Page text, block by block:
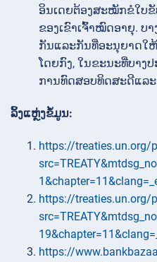
ອິນເດຍຕ້ອງສະໝັກຂໍໃບ
ຂອງເຂົາເຈົ້າໝົດອາຍຸ. ບ
ກັນແລະກັນທີ່ອະນຸຍາດໃ
ໂດຍກົງ, ໃນຂະນະທີ່ບາ
ການທົດສອບທິດສະດີແລ
ລິ້ງແຫຼ່ງຂໍ້ມູນ:
https://treaties.un.org/
https://treaties.un.org/
https://